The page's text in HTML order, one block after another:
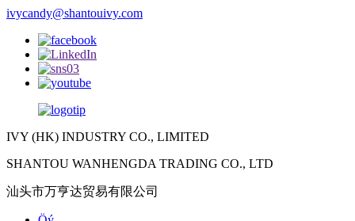
ivycandy@shantouivy.com
IVY (HK) INDUSTRY CO., LIMITED
SHANTOU WANHENGDA TRADING CO., LTD
汕头市万亨达贸易有限公司